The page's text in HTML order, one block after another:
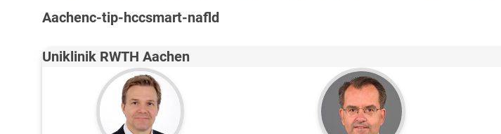
Aachenc-tip-hccsmart-nafld
Uniklinik RWTH Aachen